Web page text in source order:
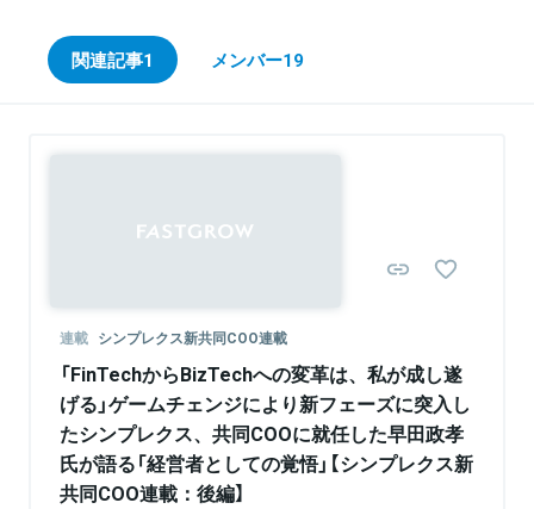
関連記事1 メンバー19
連載 シンプレクス新共同COO連載
「FinTechからBizTechへの変革は、私が成し遂
げる」ゲームチェンジにより新フェーズに突入し
たシンプレクス、共同COOに就任した早田政孝
氏が語る「経営者としての覚悟」【シンプレクス新
共同COO連載：後編】